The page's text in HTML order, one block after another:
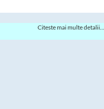
Citeste mai multe detalii...